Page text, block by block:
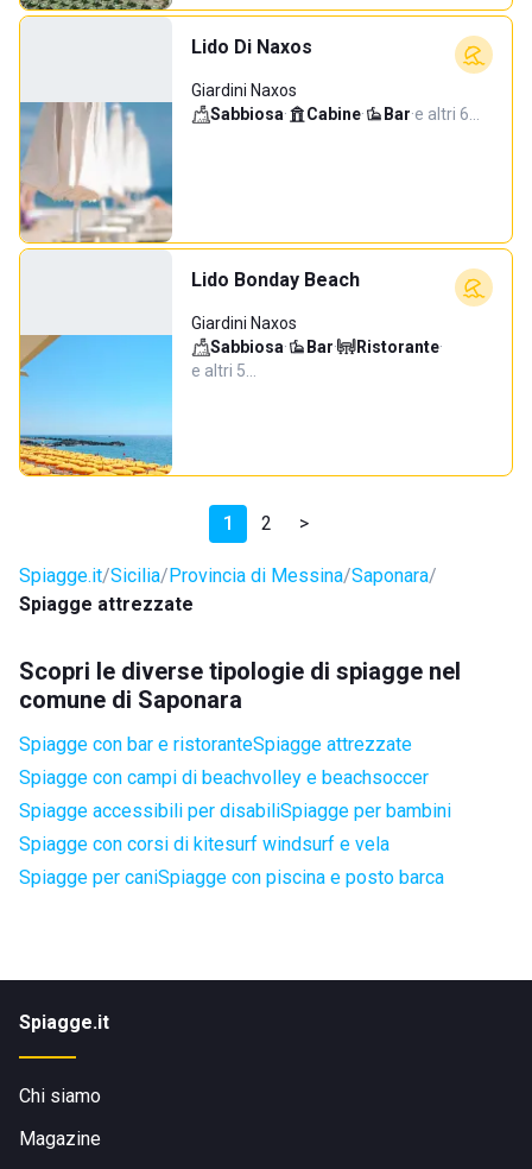
Lido Di Naxos
Giardini Naxos
Sabbiosa· Cabine· Bar·e altri 6…
Lido Bonday Beach
Giardini Naxos
Sabbiosa· Bar· Ristorante·
e altri 5…
1 2 >
Spiagge.it Sicilia Provincia di Messina Saponara
Spiagge attrezzate
Scopri le diverse tipologie di spiagge nel
comune di Saponara
Spiagge con bar e ristoranteSpiagge attrezzate
Spiagge con campi di beachvolley e beachsoccer
Spiagge accessibili per disabiliSpiagge per bambini
Spiagge con corsi di kitesurf windsurf e vela
Spiagge per caniSpiagge con piscina e posto barca
Spiagge.it
Chi siamo
Magazine